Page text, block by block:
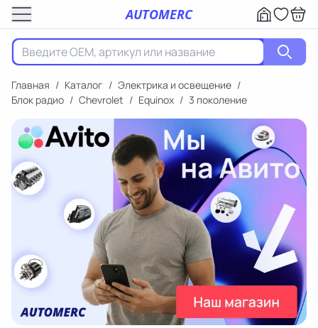
AUTOMERC
Главная / Каталог / Электрика и освещение /
Блок радио / Chevrolet / Equinox / 3 поколение